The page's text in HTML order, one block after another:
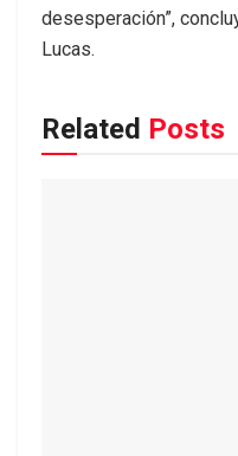
desesperación”,
Lucas.
Related Posts